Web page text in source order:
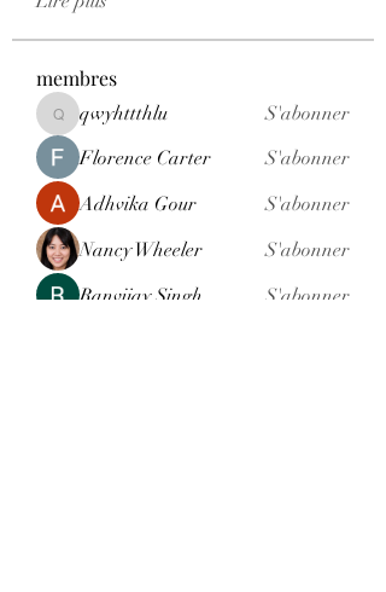
membres
qwyhttthlu
qwyhttthlu
S'abonner
Florence Carter
S'abonner
Adhvika Gour
S'abonner
Nancy Wheeler
S'abonner
Ranvijay Singh
S'abonner